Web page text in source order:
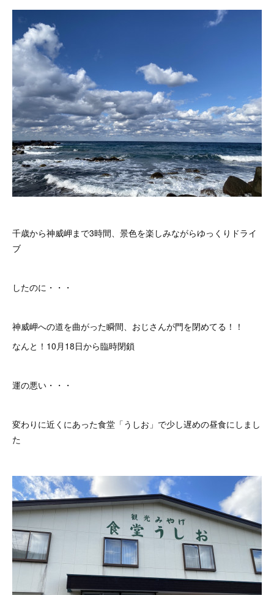
千歳から神威岬まで3時間、景色を楽しみながらゆっくりドライ
ブ
したのに・・・
神威岬への道を曲がった瞬間、おじさんが門を閉めてる！！
なんと！10月18日から臨時閉鎖
運の悪い・・・
変わりに近くにあった食堂「うしお」で少し遅めの昼食にしまし
た